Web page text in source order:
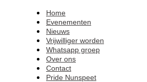
Home
Evenementen
Nieuws
Vrijwilliger worden
Whatsapp groep
Over ons
Contact
Pride Nunspeet